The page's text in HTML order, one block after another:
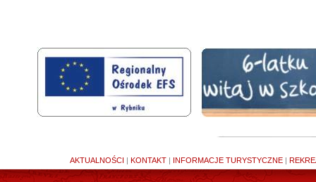
AKTUALNOŚCI | KONTAKT | INFORMACJE TURYSTYCZNE |